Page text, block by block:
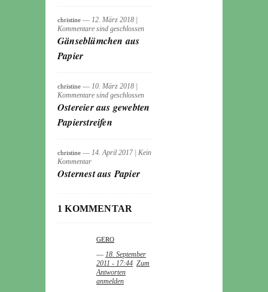
christine ― 12. März 2018
Kommentare sind geschlossen
Gänseblümchen aus
Papier
christine ― 10. März 2018
Kommentare sind geschlossen
Ostereier aus gewebten
Papierstreifen
christine ― 14. April 2017
Kein
Kommentar
Osternest aus Papier
1 KOMMENTAR
GERO
― 18. September
2011 - 17:44 Zum
Antworten
anmelden